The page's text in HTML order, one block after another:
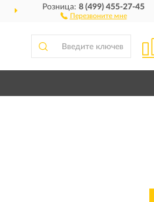
ДОСТАВИМ
Розница:8 (499) 455-27-45
Перезвоните мне